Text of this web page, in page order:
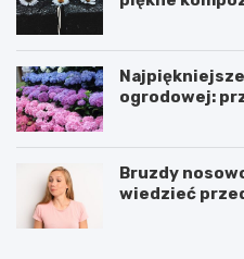
ogrodowej:
Bruzdy
wiedzieć